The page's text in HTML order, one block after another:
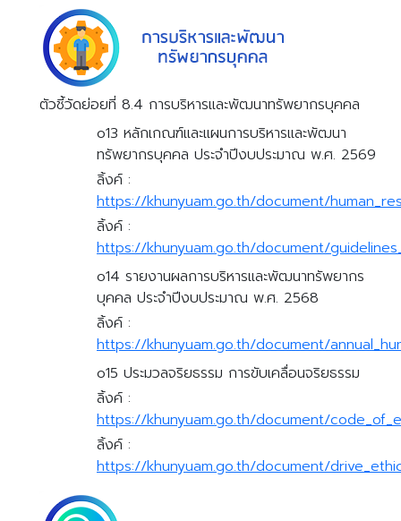
ตัวชี้วัดย่อยที่ 8.4 การบริหารและพัฒนาทรัพยากรบุคคล
o13 หลักเกณฑ์และแผนการบริหารและพัฒนา
ทรัพยากรบุคคล ประจำปีงบประมาณ พ.ศ. 2569
ลิ้งค์ :
https://khunyuam.go.th/document/
ลิ้งค์ :
https://khunyuam.go.th/document/
o14 รายงานผลการบริหารและพัฒนาทรัพยากร
บุคคล ประจำปีงบประมาณ พ.ศ. 2568
ลิ้งค์ :
https://khunyuam.go.th/document/
o15 ประมวลจริยธรรม การขับเคลื่อนจริยธรรม
ลิ้งค์ :
https://khunyuam.go.th/document/
ลิ้งค์ :
https://khunyuam.go.th/document/